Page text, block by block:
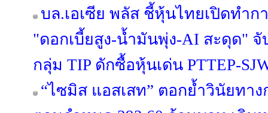
บล.เอเซีย พลัส ชี้หุ้นไทยเปิดทำก
"ดอกเบี้ยสูง-น้ำมันพุ่ง-AI สะดุด"
กลุ่ม TIP ดักซื้อหุ้นเด่น PTTEP-
“ไซมิส แอสเสท” ตอกย้ำวินัยทา